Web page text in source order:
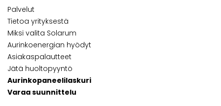
Palvelut
Tietoa yrityksestä
Miksi valita Solarum
Aurinkoenergian hyödyt
Asiakaspalautteet
Jätä huoltopyyntö
Aurinkopaneelilaskuri
Varaa suunnittelu